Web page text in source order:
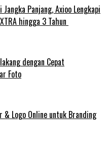
Panjang, Axioo Lengkapi
hingga 3 Tahun
dengan Cepat
Foto
& Logo Online untuk Branding